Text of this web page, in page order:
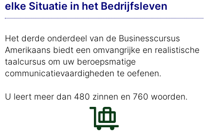
elke Situatie in het Bedrijfsleven
Het derde onderdeel van de Businesscursus
Amerikaans biedt een omvangrijke en realistische
taalcursus om uw beroepsmatige
communicatievaardigheden te oefenen.
U leert meer dan 480 zinnen en 760 woorden.